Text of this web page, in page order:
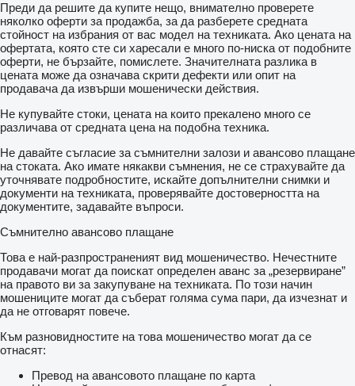
Преди да решите да купите нещо, внимателно проверете
няколко оферти за продажба, за да разберете средната
стойност на избрания от вас модел на техниката. Ако цената на
офертата, която сте си харесали е много по-ниска от подобните
оферти, не бързайте, помислете. Значителната разлика в
цената може да означава скрити дефекти или опит на
продавача да извърши мошенически действия.
Не купувайте стоки, цената на които прекалено много се
различава от средната цена на подобна техника.
Не давайте съгласие за съмнителни залози и авансово плащане
на стоката. Ако имате някакви съмнения, не се страхувайте да
уточнявате подробностите, искайте допълнителни снимки и
документи на техниката, проверявайте достоверността на
документите, задавайте въпроси.
Съмнително авансово плащане
Това е най-разпространеният вид мошеничество. Нечестните
продавачи могат да поискат определен аванс за „резервиране”
на правото ви за закупуване на техниката. По този начин
мошениците могат да съберат голяма сума пари, да изчезнат и
да не отговарят повече.
Към разновидностите на това мошеничество могат да се
отнасят:
Превод на авансовото плащане по карта